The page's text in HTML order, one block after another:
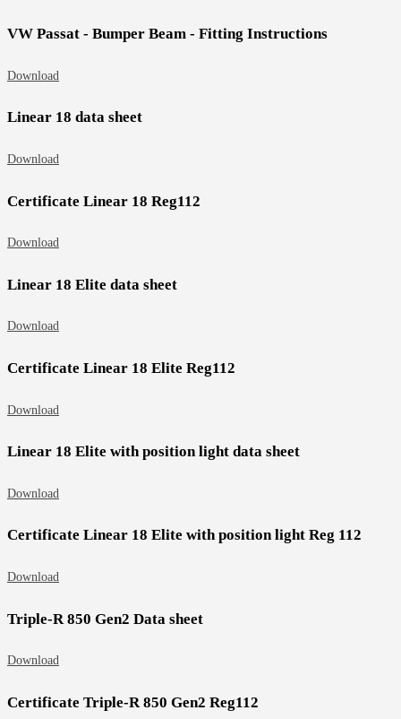
VW Passat - Bumper Beam - Fitting Instructions
Download
Linear 18 data sheet
Download
Certificate Linear 18 Reg112
Download
Linear 18 Elite data sheet
Download
Certificate Linear 18 Elite Reg112
Download
Linear 18 Elite with position light data sheet
Download
Certificate Linear 18 Elite with position light Reg 112
Download
Triple-R 850 Gen2 Data sheet
Download
Certificate Triple-R 850 Gen2 Reg112